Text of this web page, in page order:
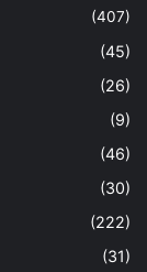
(407)
(45)
(26)
(9)
(46)
(30)
(222)
(31)